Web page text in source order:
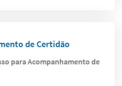
de Certidão
para Acompanhamento de